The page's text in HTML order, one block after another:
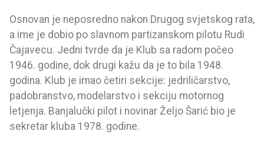
Osnovan je neposredno nakon Drugog svjetskog rata,
a ime je dobio po slavnom partizanskom pilotu Rudi
Čajavecu. Jedni tvrde da je Klub sa radom počeo
1946. godine, dok drugi kažu da je to bila 1948.
godina. Klub je imao četiri sekcije: jedriličarstvo,
padobranstvo, modelarstvo i sekciju motornog
letjenja. Banjalučki pilot i novinar Željo Šarić bio je
sekretar kluba 1978. godine.